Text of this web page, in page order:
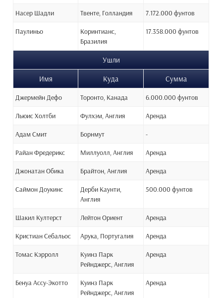
Насер Шадли Твенте, Голландия 7.172.000 фунтов
Паулиньо
Коринтианс,
Бразилия
17.358.000 фунтов
Ушли
Имя
Куда Сумма
Джермейн Дефо Торонто, Канада 6.000.000 фунтов
Льюис Холтби Фулхэм, Англия Аренда
Адам Смит Борнмут -
Райан Фредерикс Миллуолл, Англия Аренда
Джонатан Обика Брайтон, Англия Аренда
Саймон Доукинс
Дерби Каунти,
Англия
500.000 фунтов
Шакил Култерст Лейтон Ориент Аренда
Кристиан Себальос Арука, Португалия Аренда
Томас Кэрролл
Куинз Парк
Рейнджерс, Англия
Аренда
Бенуа Ассу-Экотто
Куинз Парк
Рейнджерс, Англия
Аренда